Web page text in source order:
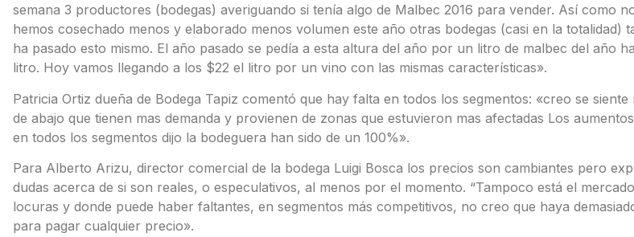
semana 3 productores (bodegas) averiguando si tenía algo de Malbec 2016 para vender. Así como
hemos cosechado menos y elaborado menos volumen este año otras bodegas (casi en la totalidad)
ha pasado esto mismo. El año pasado se pedía a esta altura del año por un litro de malbec del año
litro. Hoy vamos llegando a los $22 el litro por un vino con las mismas características».
Patricia Ortiz dueña de Bodega Tapiz comentó que hay falta en todos los segmentos: «creo se siente
de abajo que tienen mas demanda y provienen de zonas que estuvieron mas afectadas Los
en todos los segmentos dijo la bodeguera han sido de un 100%».
Para Alberto Arizu, director comercial de la bodega Luigi Bosca los precios son cambiantes pero
dudas acerca de si son reales, o especulativos, al menos por el momento. “Tampoco está el
locuras y donde puede haber faltantes, en segmentos más competitivos, no creo que haya
para pagar cualquier precio».